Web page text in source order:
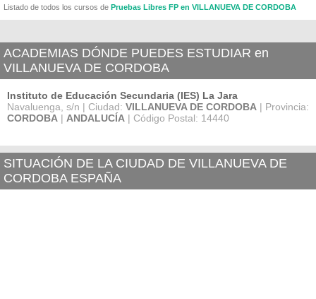
Listado de todos los cursos de Pruebas Libres FP en VILLANUEVA DE CORDOBA
ACADEMIAS DÓNDE PUEDES ESTUDIAR en
VILLANUEVA DE CORDOBA
Instituto de Educación Secundaria (IES) La Jara
Navaluenga, s/n | Ciudad: VILLANUEVA DE CORDOBA | Provincia:
CORDOBA | ANDALUCÍA | Código Postal: 14440
SITUACIÓN DE LA CIUDAD DE VILLANUEVA DE
CORDOBA ESPAÑA